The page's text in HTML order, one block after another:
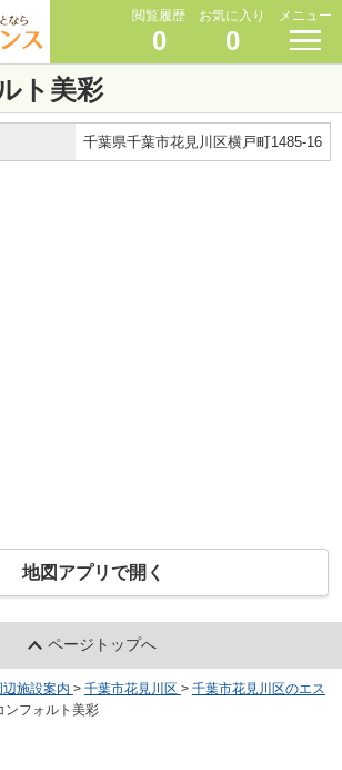
閲覧履歴
0
お気に入り
0
メニュー
ト美彩
千葉県千葉市花見川区横戸町1485-16
地図アプリで開く
ページトップへ
辺施設案内 > 千葉市花見川区 > 千葉市花見川区のエス
ンフォルト美彩